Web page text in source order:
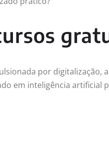
por digitalização,
em inteligência artificial